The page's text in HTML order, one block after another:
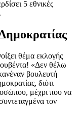
5 εθνικές
θέμα εκλογής
«Δεν θέλω
βουλευτή
διότι
μέχρι που να
τον